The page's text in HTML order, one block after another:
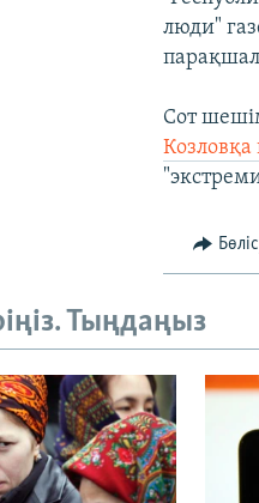
люди"
Сот
Козловқа
Тыңдаңыз